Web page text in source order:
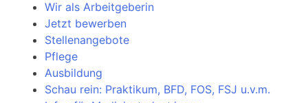
Wir als Arbeitgeberin
Jetzt bewerben
Stellenangebote
Pflege
Ausbildung
Schau rein: Praktikum, BFD, FOS, FSJ u.v.m.